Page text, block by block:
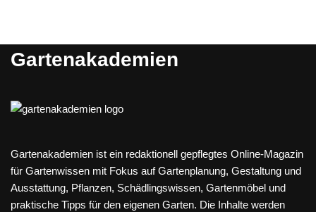
Gartenakademien
Gartenakademien ist ein redaktionell gepflegtes Online-Magazin
für Gartenwissen mit Fokus auf Gartenplanung, Gestaltung und
Ausstattung, Pflanzen, Schädlingswissen, Gartenmöbel und
praktische Tipps für den eigenen Garten. Die Inhalte werden